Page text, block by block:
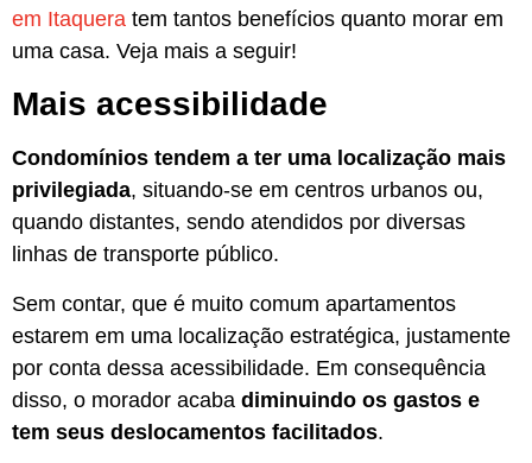
em Itaquera tem tantos benefícios quanto morar em
uma casa. Veja mais a seguir!
Mais acessibilidade
Condomínios tendem a ter uma localização mais
privilegiada, situando-se em centros urbanos ou,
quando distantes, sendo atendidos por diversas
linhas de transporte público.
Sem contar, que é muito comum apartamentos
estarem em uma localização estratégica, justamente
por conta dessa acessibilidade. Em consequência
disso, o morador acaba diminuindo os gastos e
tem seus deslocamentos facilitados.